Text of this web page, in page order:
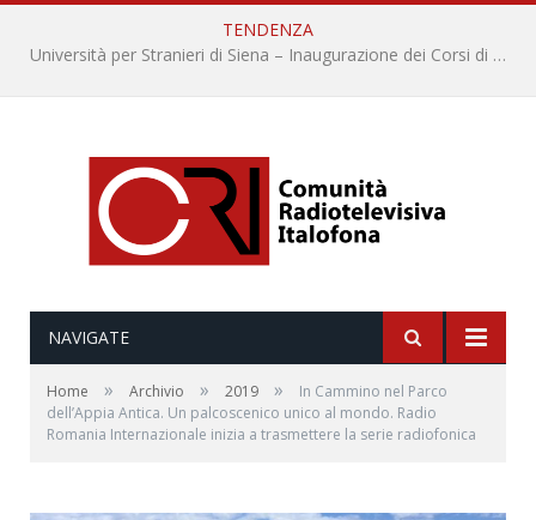
TENDENZA
“Le parole del mare”: la serie di video ideata dall’Accademia della Crusca e dalla Lega Navale italiana
NAVIGATE
Home » Archivio » 2019 »
In Cammino nel Parco
dell’Appia Antica. Un palcoscenico unico al mondo. Radio
Romania Internazionale inizia a trasmettere la serie radiofonica